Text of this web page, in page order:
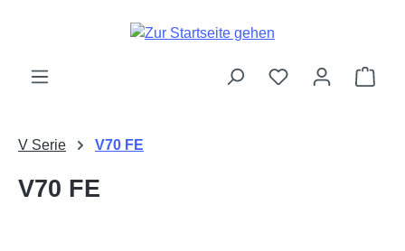
Zum Hauptinhalt springen
V Serie V70 FE
V70 FE